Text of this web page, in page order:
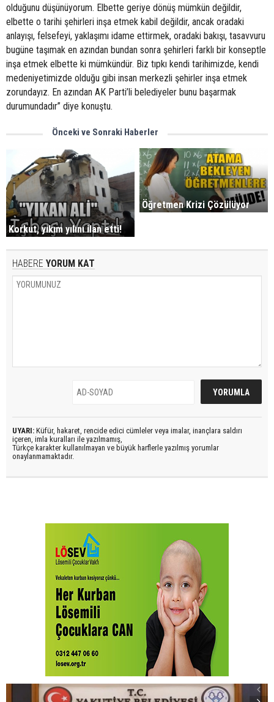
olduğunu düşünüyorum. Elbette geriye dönüş mümkün değildir,
elbette o tarihi şehirleri inşa etmek kabil değildir, ancak oradaki
anlayışı, felsefeyi, yaklaşımı idame ettirmek, oradaki bakışı, tasavvuru
bugüne taşımak en azından bundan sonra şehirleri farklı bir konseptle
inşa etmek elbette ki mümkündür. Biz tıpkı kendi tarihimizde, kendi
medeniyetimizde olduğu gibi insan merkezli şehirler inşa etmek
zorundayız. En azından AK Parti’li belediyeler bunu başarmak
durumundadır” diye konuştu.
Önceki ve Sonraki Haberler
Korkut, yıkım yılını ilan etti!
Öğretmen Krizi Çözülüyor
HABERE YORUM KAT
UYARI: Küfür, hakaret, rencide edici cümleler veya imalar, inançlara saldırı
içeren, imla kuralları ile yazılmamış,
Türkçe karakter kullanılmayan ve büyük harflerle yazılmış yorumlar
onaylanmamaktadır.